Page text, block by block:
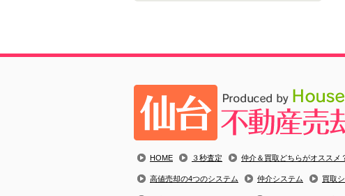
HOME ３秒査定 仲介＆買取どちらがオススメ
高値売却の4つのシステム 仲介システム 買取